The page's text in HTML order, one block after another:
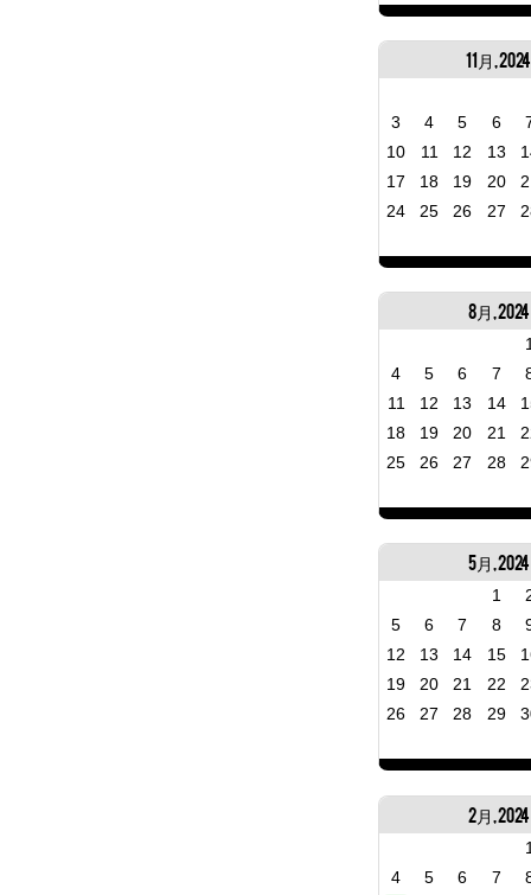
11月, 2024
3 4 5 6
10
11 12 13
17
18 19 20
24
25 26 27
8月, 2024
4
5 6 7
11
12 13 14
18
19 20 21
25
26 27 28
5月, 2024
1
5
6 7 8
12
13 14 15
19
20 21 22
26
27 28 29
2月, 2024
4
5 6 7